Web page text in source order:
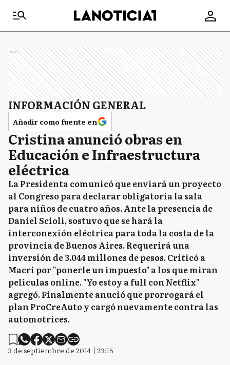
Ads
INFORMACIÓN GENERAL
Añadir como fuente en
Cristina anunció obras en
Educación e Infraestructura
eléctrica
La Presidenta comunicó que enviará un proyecto
al Congreso para declarar obligatoria la sala
para niños de cuatro años. Ante la presencia de
Daniel Scioli, sostuvo que se hará la
interconexión eléctrica para toda la costa de la
provincia de Buenos Aires. Requerirá una
inversión de 3.044 millones de pesos. Criticó a
Macri por "ponerle un impuesto" a los que miran
peliculas online. "Yo estoy a full con Netflix"
agregó. Finalmente anució que prorrogará el
plan ProCreAuto y cargó nuevamente contra las
automotrices.
3 de septiembre de 2014 | 23:15